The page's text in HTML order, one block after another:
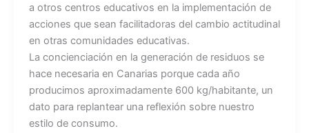
a otros centros educativos en la implementación de
acciones que sean facilitadoras del cambio actitudinal
en otras comunidades educativas.
La concienciación en la generación de residuos se
hace necesaria en Canarias porque cada año
producimos aproximadamente 600 kg/habitante, un
dato para replantear una reflexión sobre nuestro
estilo de consumo.